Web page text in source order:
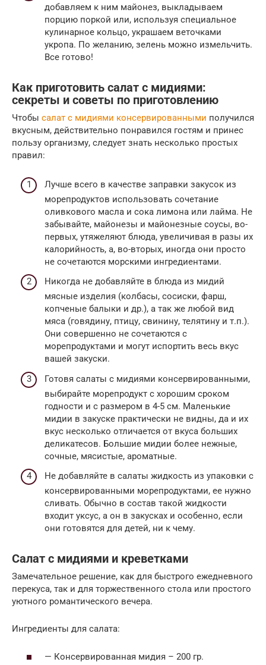
добавляем к ним майонез, выкладываем
порцию поркой или, используя специальное
кулинарное кольцо, украшаем веточками
укропа. По желанию, зелень можно измельчить.
Все готово!
Как приготовить салат с мидиями:
секреты и советы по приготовлению
Чтобы салат с мидиями консервированными получился
вкусным, действительно понравился гостям и принес
пользу организму, следует знать несколько простых
правил:
Лучше всего в качестве заправки закусок из
морепродуктов использовать сочетание
оливкового масла и сока лимона или лайма. Не
забывайте, майонезы и майонезные соусы, во-
первых, утяжеляют блюда, увеличивая в разы их
калорийность, а, во-вторых, иногда они просто
не сочетаются морскими ингредиентами.
Никогда не добавляйте в блюда из мидий
мясные изделия (колбасы, сосиски, фарш,
копченые балыки и др.), а так же любой вид
мяса (говядину, птицу, свинину, телятину и т.п.).
Они совершенно не сочетаются с
морепродуктами и могут испортить весь вкус
вашей закуски.
Готовя салаты с мидиями консервированными,
выбирайте морепродукт с хорошим сроком
годности и с размером в 4-5 см. Маленькие
мидии в закуске практически не видны, да и их
вкус несколько отличается от вкуса больших
деликатесов. Большие мидии более нежные,
сочные, мясистые, ароматные.
Не добавляйте в салаты жидкость из упаковки с
консервированными морепродуктами, ее нужно
сливать. Обычно в состав такой жидкости
входит уксус, а он в закусках и особенно, если
они готовятся для детей, ни к чему.
Салат с мидиями и креветками
Замечательное решение, как для быстрого ежедневного
перекуса, так и для торжественного стола или простого
уютного романтического вечера.
Ингредиенты для салата:
— Консервированная мидия – 200 гр.